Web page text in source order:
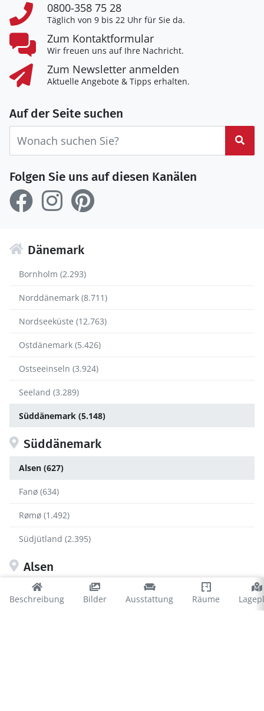
Beschreibung Bilder Ausstattung Räume
0800-358 75 28
Täglich von 9 bis 22 Uhr für Sie da.
Zum Kontaktformular
Wir freuen uns auf Ihre Nachricht.
Zum Newsletter anmelden
Aktuelle Angebote & Tipps erhalten.
Auf der Seite suchen
Folgen Sie uns auf diesen Kanälen
Dänemark
Bornholm (2.293)
Norddänemark (8.711)
Nordseeküste (12.763)
Ostdänemark (5.426)
Ostseeinseln (3.924)
Seeland (3.289)
Süddänemark (5.148)
Süddänemark
Alsen (627)
Fanø (634)
Rømø (1.492)
Südjütland (2.395)
Alsen
Als Fjord (6)